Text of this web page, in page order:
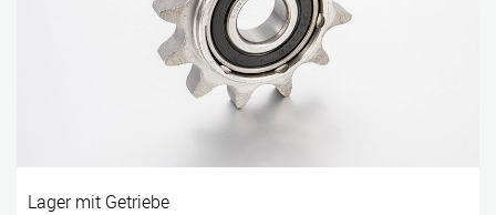
Lager mit Getriebe